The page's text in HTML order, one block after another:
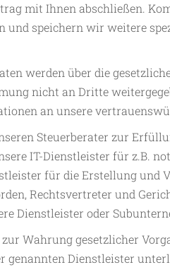
mit Ihnen abschließen.
und speichern wir weitere
werden über die
nicht an Dritte
an unsere
Steuerberater zur
IT-Dienstleister für z.B.
für die Erstellung und
Rechtsvertreter und
Dienstleister oder
Wahrung gesetzlicher
genannten Dienstleister